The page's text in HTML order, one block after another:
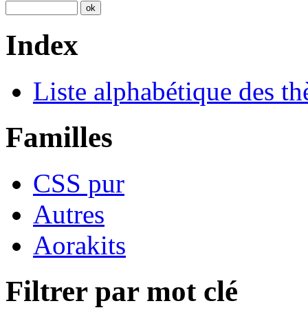
Index
Liste alphabétique des
Familles
CSS pur
Autres
Aorakits
Filtrer par mot clé